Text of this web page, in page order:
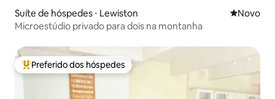
Suíte de hóspedes ⋅ Lewiston Novo
Novo
Microestúdio privado para dois na montanha
Entre os melhores preferidos dos hóspedes
Preferido dos hóspedes